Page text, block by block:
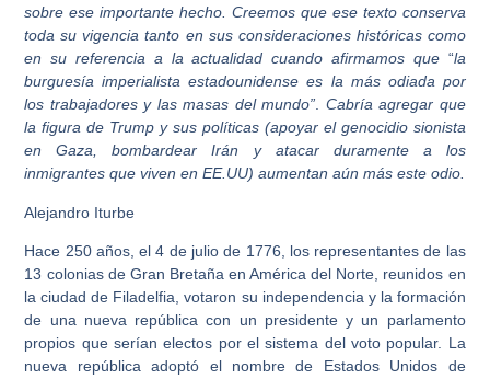
sobre ese importante hecho. Creemos que ese texto conserva
toda su vigencia tanto en sus consideraciones históricas como
en su referencia a la actualidad cuando afirmamos que “la
burguesía imperialistaestadounidense es la más odiada por
los trabajadores y las masas del mundo”. Cabríaagregar que
la figura de Trump y sus políticas (apoyar el genocidio sionista
en Gaza,bombardear Irán y atacar duramente a los
inmigrantes que viven en EE.UU) aumentanaún más este odio.
Alejandro Iturbe
Hace 250 años, el 4 de julio de 1776, los representantes de las
13 colonias de Gran Bretaña en América del Norte, reunidos en
la ciudad de Filadelfia, votaron su independencia y la formación
de una nueva república con un presidente y un parlamento
propios que serían electos por el sistema del voto popular. La
nueva república adoptó el nombre de Estados Unidos de